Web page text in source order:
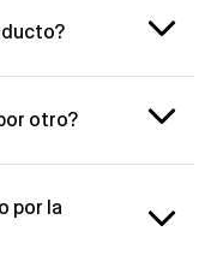
otro?
por la